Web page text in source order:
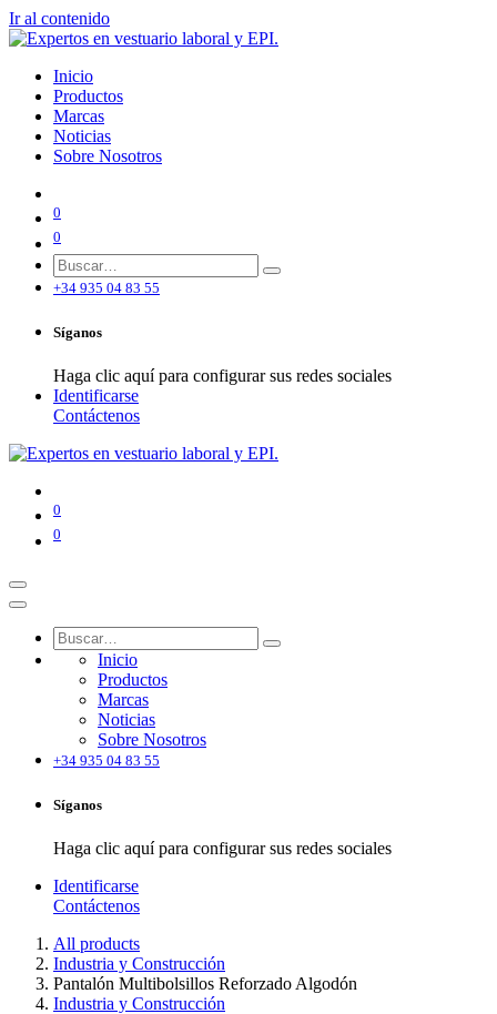
Ir al contenido
Inicio
Productos
Marcas
Noticias
Sobre Nosotros
0
0
+34 935 04 83 55
Síganos
Haga clic aquí para configurar sus redes sociales
Identificarse
Contáctenos
0
0
Inicio
Productos
Marcas
Noticias
Sobre Nosotros
+34 935 04 83 55
Síganos
Haga clic aquí para configurar sus redes sociales
Identificarse
Contáctenos
All products
Industria y Construcción
Pantalón Multibolsillos Reforzado Algodón
Industria y Construcción